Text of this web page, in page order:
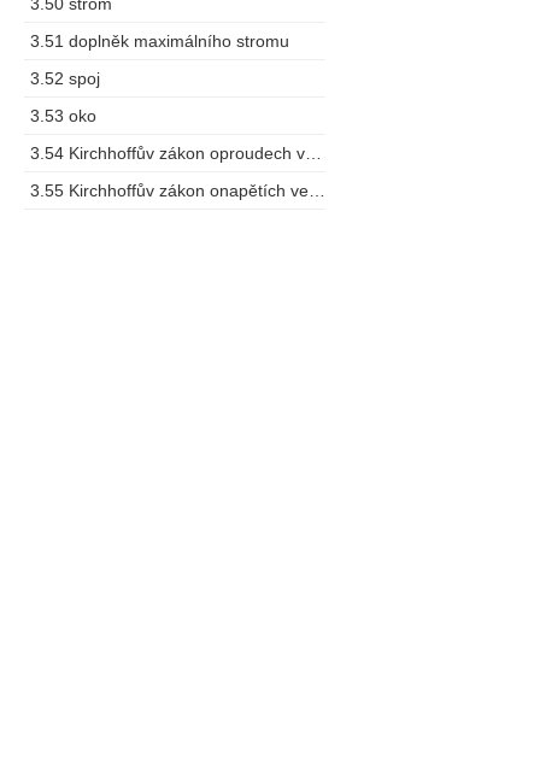
3.51 doplněk maximálního stromu
3.52 spoj
3.53 oko